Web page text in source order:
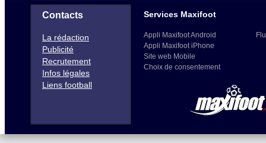
Contacts
La rédaction
Publicité
Recrutement
Infos légales
Liens football
Services Maxifoot
Appli Maxifoot Android
Appli Maxifoot iPhone
Site web Mobile
Choix de consentement